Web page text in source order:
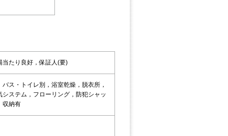
当たり良好，保証人(要)
ス・トイレ別，浴室乾燥，脱衣所，
ステム，フローリング，防犯シャッ
収納有